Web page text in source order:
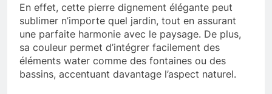
En effet, cette pierre dignement élégante peut
sublimer n’importe quel jardin, tout en assurant
une parfaite harmonie avec le paysage. De plus,
sa couleur permet d’intégrer facilement des
éléments water comme des fontaines ou des
bassins, accentuant davantage l’aspect naturel.